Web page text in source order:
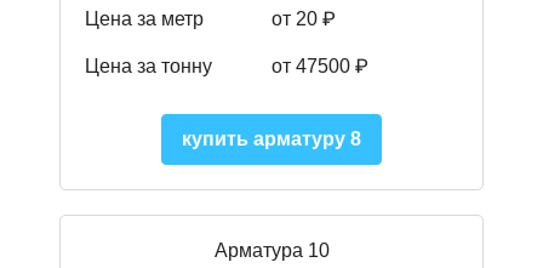
Цена за метр от 20 ₽
Цена за тонну от 47500 ₽
купить арматуру 8
Арматура 10